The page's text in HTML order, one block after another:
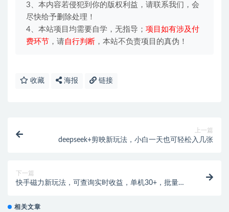
3、本内容若侵犯到你的版权利益，请联系我们，会
尽快给予删除处理！
4、本站项目均需要自学，无指导； 项目如有涉及付
费环节 ，请自行判断 ，本站不负责项目的真伪！
收藏 海报 链接
上一篇
deepseek+剪映新玩法，小白一天也可轻松入几张
下一篇
快手磁力新玩法，可查询实时收益，单机30+，批量可
相关文章